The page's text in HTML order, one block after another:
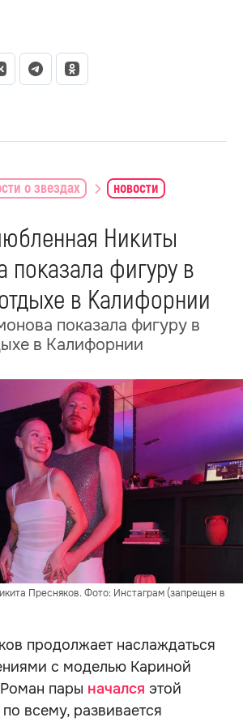
о звездах новости
Никиты
показала фигуру в
в Калифорнии
показала фигуру в
в Калифорнии
Пресняков. Фото: Инстаграм (запрещен в
продолжает наслаждаться
с моделью Кариной
пары начался этой
всему, развивается